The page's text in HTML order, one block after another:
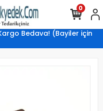
Bedava! (Bayiler için
0